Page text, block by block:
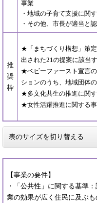
事業
・地域の子育て支援に関
・その他、市長が適当と
推
奨
枠
★「まちづくり構想」策
出された21の提案に該当
★ベビーファースト宣言
ションのうち、地域団体
★多文化共生の推進に関
★女性活躍推進に関する
表のサイズを切り替える
【事業の要件】
・「公共性」に関する基準
業の効果が広く住民に及ぶも